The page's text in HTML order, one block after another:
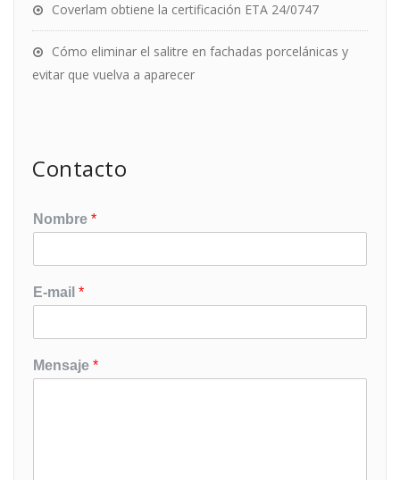
Coverlam obtiene la certificación ETA 24/0747
Cómo eliminar el salitre en fachadas porcelánicas y
evitar que vuelva a aparecer
Contacto
Nombre *
E-mail *
Mensaje *